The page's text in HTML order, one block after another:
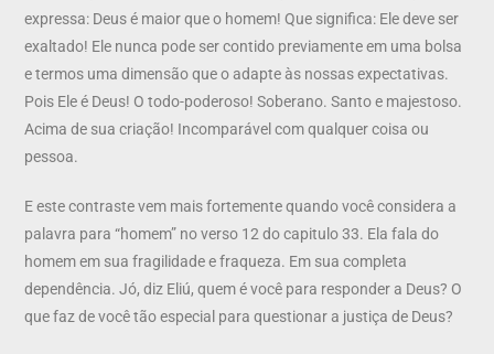
expressa: Deus é maior que o homem! Que significa: Ele deve ser
exaltado! Ele nunca pode ser contido previamente em uma bolsa
e termos uma dimensão que o adapte às nossas expectativas.
Pois Ele é Deus! O todo-poderoso! Soberano. Santo e majestoso.
Acima de sua criação! Incomparável com qualquer coisa ou
pessoa.
E este contraste vem mais fortemente quando você considera a
palavra para “homem” no verso 12 do capitulo 33. Ela fala do
homem em sua fragilidade e fraqueza. Em sua completa
dependência. Jó, diz Eliú, quem é você para responder a Deus? O
que faz de você tão especial para questionar a justiça de Deus?